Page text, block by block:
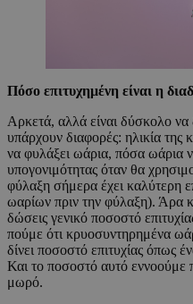
Πόσο επιτυχημένη είναι η
Αρκετά, αλλά είναι δύσκολο να
υπάρχουν διαφορές: ηλικία της
να φυλάξει ωάρια, πόσα ωάρια
υπογονιμότητας όταν θα
φύλαξη σήμερα έχει καλύτερη
ωαρίων πριν την φύλαξη). Άρα
δώσεις γενικό ποσοστό
πούμε ότι κρυοσυντηρημένα
δίνει ποσοστό επιτυχίας όπως
Και το ποσοστό αυτό εννοούμε
μωρό.